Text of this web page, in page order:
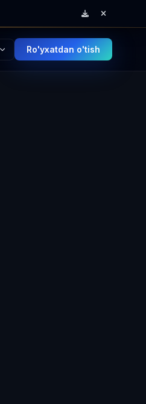
Ro'yxatdan o'tish